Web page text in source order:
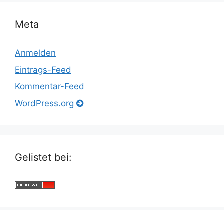
Meta
Anmelden
Eintrags-Feed
Kommentar-Feed
WordPress.org
Gelistet bei: